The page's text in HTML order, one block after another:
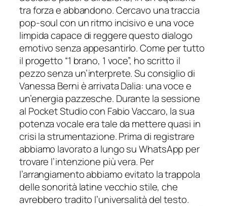
tra forza e abbandono. Cercavo una traccia
pop-soul con un ritmo incisivo e una voce
limpida capace di reggere questo dialogo
emotivo senza appesantirlo. Come per tutto
il progetto “1 brano, 1 voce”, ho scritto il
pezzo senza un’interprete. Su consiglio di
Vanessa Berni è arrivata Dalia: una voce e
un’energia pazzesche. Durante la sessione
al Pocket Studio con Fabio Vaccaro, la sua
potenza vocale era tale da mettere quasi in
crisi la strumentazione. Prima di registrare
abbiamo lavorato a lungo su WhatsApp per
trovare l’intenzione più vera. Per
l’arrangiamento abbiamo evitato la trappola
delle sonorità latine vecchio stile, che
avrebbero tradito l’universalità del testo.